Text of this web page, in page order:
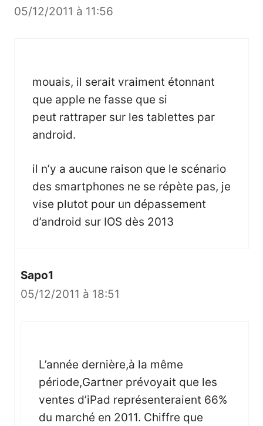
05/12/2011 à 11:56
mouais, il serait vraiment étonnant
que apple ne fasse que si
peut rattraper sur les tablettes par
android.
il n’y a aucune raison que le scénario
des smartphones ne se répète pas, je
vise plutot pour un dépassement
d’android sur IOS dès 2013
Sapo1
05/12/2011 à 18:51
L’année dernière,à la même
période,Gartner prévoyait que les
ventes d’iPad représenteraient 66%
du marché en 2011. Chiffre que